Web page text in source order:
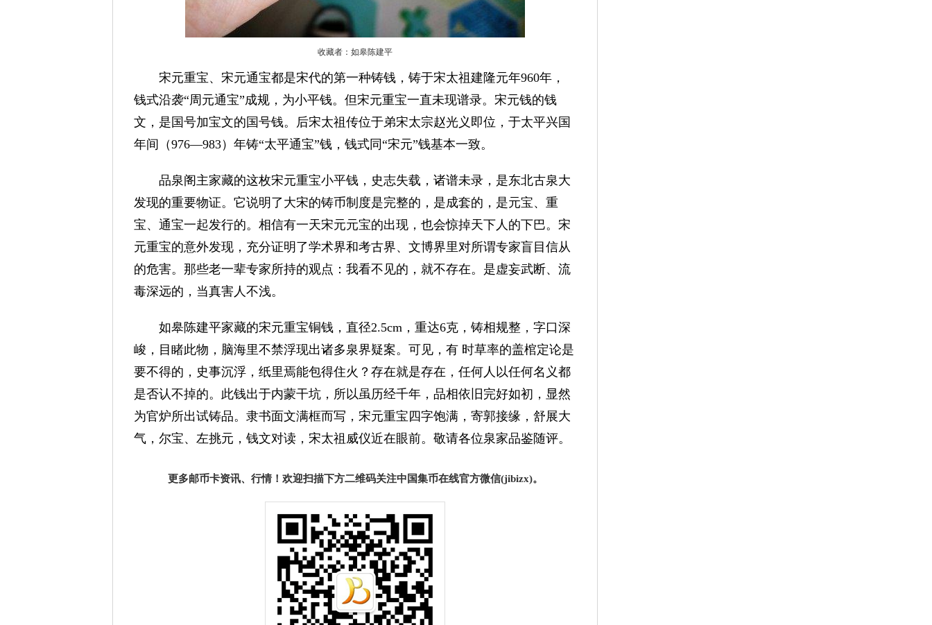
收藏者：如皋陈建平
宋元重宝、宋元通宝都是宋代的第一种铸钱，铸于宋太祖建隆元年960年，
钱式沿袭“周元通宝”成规，为小平钱。但宋元重宝一直未现谱录。宋元钱的钱
文，是国号加宝文的国号钱。后宋太祖传位于弟宋太宗赵光义即位，于太平兴国
年间（976—983）年铸“太平通宝”钱，钱式同“宋元”钱基本一致。
品泉阁主家藏的这枚宋元重宝小平钱，史志失载，诸谱未录，是东北古泉大
发现的重要物证。它说明了大宋的铸币制度是完整的，是成套的，是元宝、重
宝、通宝一起发行的。相信有一天宋元元宝的出现，也会惊掉天下人的下巴。宋
元重宝的意外发现，充分证明了学术界和考古界、文博界里对所谓专家盲目信从
的危害。那些老一辈专家所持的观点：我看不见的，就不存在。是虚妄武断、流
毒深远的，当真害人不浅。
如皋陈建平家藏的宋元重宝铜钱，直径2.5cm，重达6克，铸相规整，字口深
峻，目睹此物，脑海里不禁浮现出诸多泉界疑案。可见，有 时草率的盖棺定论是
要不得的，史事沉浮，纸里焉能包得住火？存在就是存在，任何人以任何名义都
是否认不掉的。此钱出于内蒙干坑，所以虽历经千年，品相依旧完好如初，显然
为官炉所出试铸品。隶书面文满框而写，宋元重宝四字饱满，寄郭接缘，舒展大
气，尔宝、左挑元，钱文对读，宋太祖威仪近在眼前。敬请各位泉家品鉴随评。
更多邮币卡资讯、行情！欢迎扫描下方二维码关注中国集币在线官方微信(jibizx)。